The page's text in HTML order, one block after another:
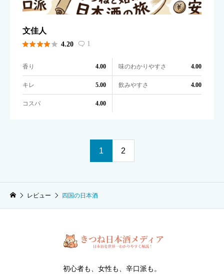
文佳人
 4.20  1
香り 4.00 味のわかりやすさ 4.00
キレ 5.00 飲みやすさ 4.00
コスパ 4.00
1 2
レビュー 四国の日本酒
初心者も、女性も、辛口派も。